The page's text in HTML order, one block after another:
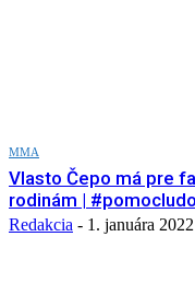
MMA
Vlasto Čepo má pre
rodinám |
Redakcia - 1. januára 2022